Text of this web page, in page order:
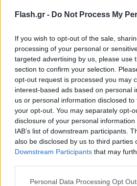
Flash.gr - Do Not Process My
If you wish to opt-out of the sale,
processing of your personal or
targeted advertising by us, please use
section to confirm your selection.
opt-out request is processed you may
interest-based ads based on personal
us or personal information disclosed
your opt-out. You may separately opt-
disclosure of your personal
IAB’s list of downstream participants.
also be disclosed by us to third parties
Downstream Participants that may
Please note that this website/app uses
Personal Data Processing Opt
Τα μέλη της οικογένειας
μπάνιο σε σπίτια γειτόνων
αναφέρουν οι κάτοικοι, ακόμα
παιδιών κυκλοφορούσαν
Μάλιστα, αντί για κουρτίνες
δωματίου είχαν τοποθετήσει
σκουπιδιών.
γονείς καταδικάστηκαν σε
φυλάκιση, με την κατηγορία
σε βαθμό πλημμελήματος.